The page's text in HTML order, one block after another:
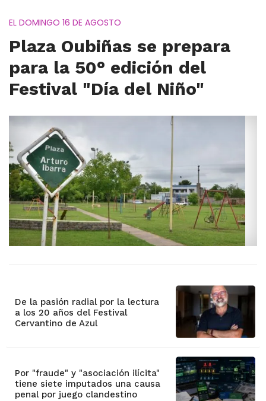
EL DOMINGO 16 DE AGOSTO
Plaza Oubiñas se prepara
para la 50° edición del
Festival "Día del Niño"
De la pasión radial por la lectura
a los 20 años del Festival
Cervantino de Azul
Por "fraude" y "asociación ilícita"
tiene siete imputados una causa
penal por juego clandestino